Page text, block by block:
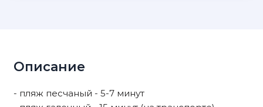
Описание
- пляж песчаный - 5-7 минут